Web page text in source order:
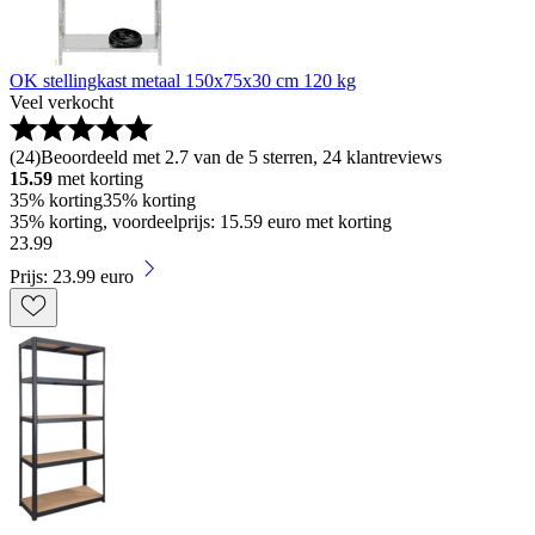
OK stellingkast metaal 150x75x30 cm 120 kg
Veel verkocht
(24)Beoordeeld met 2.7 van de 5 sterren, 24 klantreviews
15.59 met korting
35% korting35% korting
35% korting, voordeelprijs: 15.59 euro met korting
23.99
Prijs: 23.99 euro